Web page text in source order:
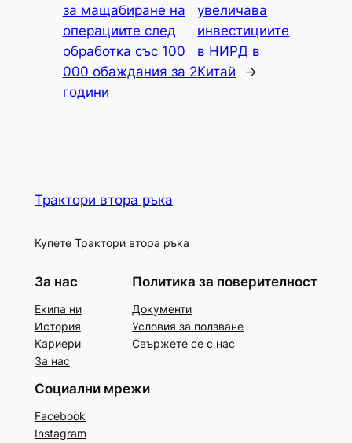
за мащабиране на
операциите след
обработка със 100
000 обаждания за 2
години
увеличава
инвестициите
в НИРД в
Китай
→
Трактори втора ръка
Купете Трактори втора ръка
За нас
Екипа ни
История
Кариери
За нас
Политика за поверителност
Документи
Условия за ползване
Свържете се с нас
Социални мрежи
Facebook
Instagram